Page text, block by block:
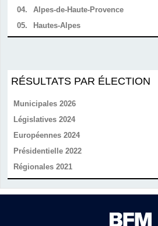
04.
Alpes-de-Haute-Provence
05.
Hautes-Alpes
RÉSULTATS PAR ÉLECTION
Municipales 2026
Législatives 2024
Européennes 2024
Présidentielle 2022
Régionales 2021